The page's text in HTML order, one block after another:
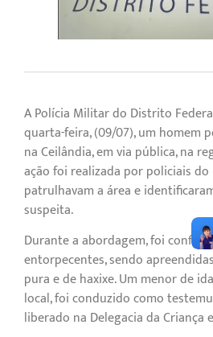
A Polícia Militar do Distrito
quarta-feira, (09/07), um homem
na Ceilândia, em via pública, na
ação foi realizada por policiais do
patrulhavam a área e
suspeita.
Durante a abordagem, foi
entorpecentes, sendo
pura e de haxixe. Um menor de
local, foi conduzido como
liberado na Delegacia da Criança